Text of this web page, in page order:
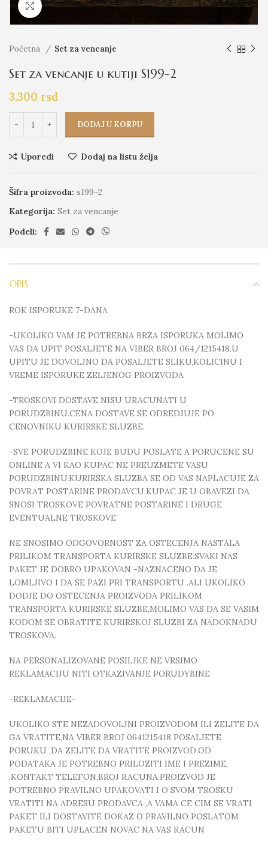
Click to enlarge
Početna Set za vencanje
Set za vencanje u kutiji S199-2
3.300 rsd
DODAJ U KORPU
Uporedi Dodaj na listu želja
Šifra proizvoda: s199-2
Kategorija: Set za vencanje
Podeli:
OPIS
ROK ISPORUKE 7-DANA
-UKOLIKO VAM JE POTREBNA BRZA ISPORUKA MOLIMO
VAS DA UPIT POSALJETE NA VIBER BROJ 064/1215418.U
UPITU JE DOVOLJNO DA POSALJETE SLIKU,KOLICINU I
VREME ISPORUKE ZELJENOG PROIZVODA
-TROSKOVI DOSTAVE NISU URACUNATI U
PORUDZBINU.CENA DOSTAVE SE ODREDJUJE PO
CENOVNIKU KURIRSKE SLUZBE.
-SVE PORUDZBINE KOJE BUDU POSLATE A PORUCENE SU
ONLINE A VI KAO KUPAC NE PREUZMETE VASU
PORUDZBINU,KURIRSKA SLUZBA SE OD VAS NAPLACUJE ZA
POVRAT POSTARINE PRODAVCU.KUPAC JE U OBAVEZI DA
SNOSI TROSKOVE POVRATNE POSTARINE I DRUGE
EVENTUALNE TROSKOVE
NE SNOSIMO ODGOVORNOST ZA OSTECENJA NASTALA
PRILIKOM TRANSPORTA KURIRSKE SLUZBE.SVAKI NAS
PAKET JE DOBRO UPAKOVAN -NAZNACENO DA JE
LOMLJIVO I DA SE PAZI PRI TRANSPORTU .ALI UKOLIKO
DODJE DO OSTECENJA PROIZVODA PRILIKOM
TRANSPORTA KURIRSKE SLUZBE,MOLIMO VAS DA SE VASIM
KODOM SE OBRATITE KURIRSKOJ SLUZBI ZA NADOKNADU
TROSKOVA.
NA PERSONALIZOVANE POSILJKE NE VRSIMO
REKLAMACIJU NITI OTKAZIVANJE PORUDYBINE
-REKLAMACIJE-
UKOLIKO STE NEZADOVOLJNI PROIZVODOM ILI ZELITE DA
GA VRATITE,NA VIBER BROJ 0641215418 POSALJETE
PORUKU ,DA ZELITE DA VRATITE PROIZVOD.OD
PODATAKA JE POTREBNO PRILOZITI IME I PREZIME,
,KONTAKT TELEFON,BROJ RACUNA.PROIZVOD JE
POTREBNO PRAVILNO UPAKOVATI I O SVOM TROSKU
VRATITI NA ADRESU PRODAVCA ,A VAMA CE CIM SE VRATI
PAKET ILI DOSTAVITE DOKAZ O PRAVILNO POSLATOM
PAKETU BITI UPLACEN NOVAC NA VAS RACUN